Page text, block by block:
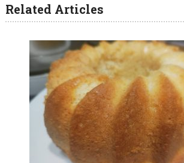
Related Articles